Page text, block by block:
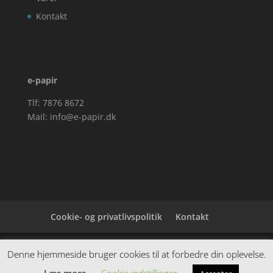
Kontakt
e-papir
Tlf: 7876 8672
Mail: info@e-papir.dk
Cookie- og privatlivspolitik Kontakt
Denne hjemmeside samler et bredt udvalg af
spændende varer. Siden er et affiiliatesite, og nogle
Denne hjemmeside bruger cookies til at forbedre din oplevelse.